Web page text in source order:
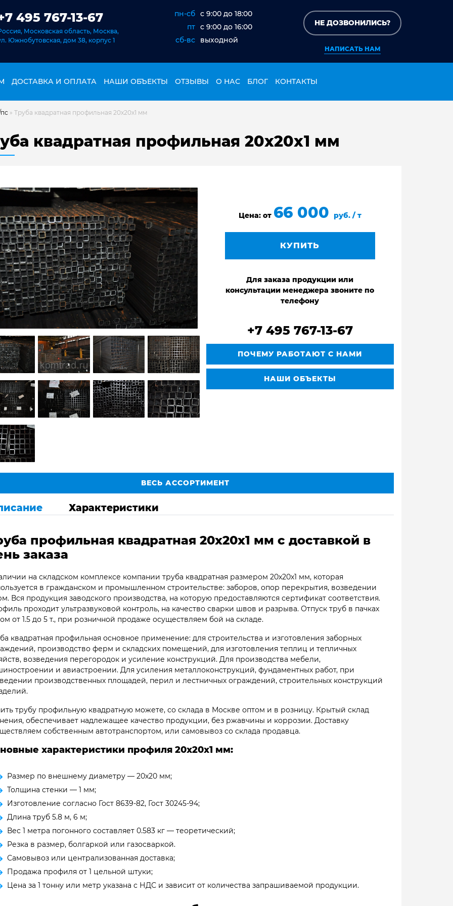
495 767-13-67
Московская область, Москва,
Южнобутовская, дом 38, корпус 1
пн-сб c 9:00 до 18:00
пт c 9:00 до 16:00
сб-вс
выходной
НЕ ДОЗВОНИЛИСЬ?
НАПИСАТЬ НАМ
ДОСТАВКА И ОПЛАТА НАШИ ОБЪЕКТЫ ОТЗЫВЫ О НАС БЛОГ КОНТАКТЫ
» Труба квадратная профильная 20х20х1 мм
квадратная профильная 20х20х1 мм
Цена: от 66 000 руб. / т
КУПИТЬ
Для заказа продукции или
консультации менеджера звоните по
телефону
+7 495 767-13-67
ПОЧЕМУ РАБОТАЮТ С НАМИ
НАШИ ОБЪЕКТЫ
ВЕСЬ АССОРТИМЕНТ
Характеристики
профильная квадратная 20х20х1 мм с доставкой в
заказа
на складском комплексе компании труба квадратная размером 20х20х1 мм, которая
в гражданском и промышленном строительстве: заборов, опор перекрытия, возведении
Вся продукция заводского производства, на которую предоставляются сертификат соответствия.
проходит ультразвуковой контроль, на качество сварки швов и разрыва. Отпуск труб в пачках
от 1.5 до 5 т., при розничной продаже осуществляем бой на складе.
квадратная профильная основное применение: для строительства и изготовления заборных
производство ферм и складских помещений, для изготовления теплиц и тепличных
возведения перегородок и усиление конструкций. Для производства мебели,
и авиастроении. Для усиления металлоконструкций, фундаментных работ, при
производственных площадей, перил и лестничных ограждений, строительных конструкций
трубу профильную квадратную можете, со склада в Москве оптом и в розницу. Крытый склад
обеспечивает надлежащее качество продукции, без ржавчины и коррозии. Доставку
собственным автотранспортом, или самовывоз со склада продавца.
характеристики профиля 20х20х1 мм:
Размер по внешнему диаметру — 20х20 мм;
Толщина стенки — 1 мм;
Изготовление согласно Гост 8639-82, Гост 30245-94;
Длина труб 5.8 м, 6 м;
Вес 1 метра погонного составляет 0.583 кг — теоретический;
Резка в размер, болгаркой или газосваркой.
Самовывоз или централизованная доставка;
Продажа профиля от 1 цельной штуки;
Цена за 1 тонну или метр указана с НДС и зависит от количества запрашиваемой продукции.